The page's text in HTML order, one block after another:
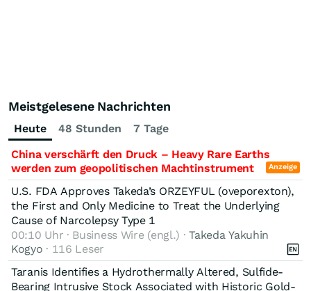
Meistgelesene Nachrichten
Heute 48 Stunden
7 Tage
China verschärft den Druck – Heavy Rare Earths
werden zum geopolitischen Machtinstrument
Anzeige
U.S. FDA Approves Takeda’s ORZEYFUL (oveporexton),
the First and Only Medicine to Treat the Underlying
Cause of Narcolepsy Type 1
00:10 Uhr · Business Wire (engl.) ·Takeda Yakuhin
Kogyo · 116 Leser
Taranis Identifies a Hydrothermally Altered, Sulfide-
Bearing Intrusive Stock Associated with Historic Gold-